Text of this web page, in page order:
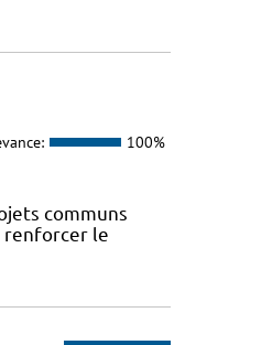
100%
communs
renforcer le